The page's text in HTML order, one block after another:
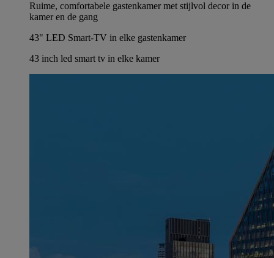
Ruime, comfortabele gastenkamer met stijlvol decor in de
kamer en de gang
43" LED Smart-TV in elke gastenkamer
43 inch led smart tv in elke kamer